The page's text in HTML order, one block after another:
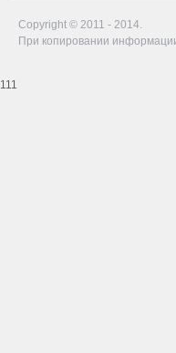
Copyright © 2011 - 2014.
При копировании
111